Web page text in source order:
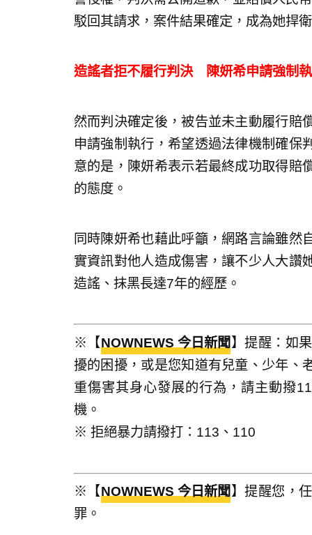
駁回其請求，案件結果確定，成為她捍
造謠者拒不履行判決 陳妍希申請強制
然而判決確定後，被告並未主動履行賠
申請強制執行，希望透過法律機制確保
意的是，陳妍希表示若最終成功取得賠
的態度。
同時陳妍希也藉此呼籲，網路言論雖然
實資訊對他人造成傷害，讓不少人大讚
造謠、抹黑長達7年的經歷。
※【NOWNEWS 今日新聞 】提醒：如
擾的困擾，或是您知道有兒童、少年、
重傷害其身心發展的行為，請主動撥
機。
※ 拒絕暴力請撥打：113、110
※【NOWNEWS 今日新聞 】提醒您，
罪。